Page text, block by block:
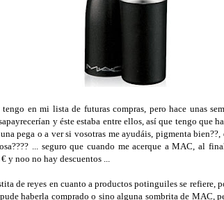
en mi lista de futuras compras, pero hace unas
y éste estaba entre ellos, así que tengo que
pega o a ver si vosotras me ayudáis, pigmenta
... seguro que cuando me acerque a MAC, al
y noo no hay descuentos ...
de reyes en cuanto a productos potinguiles se refiere,
haberla comprado o sino alguna sombrita de MAC,